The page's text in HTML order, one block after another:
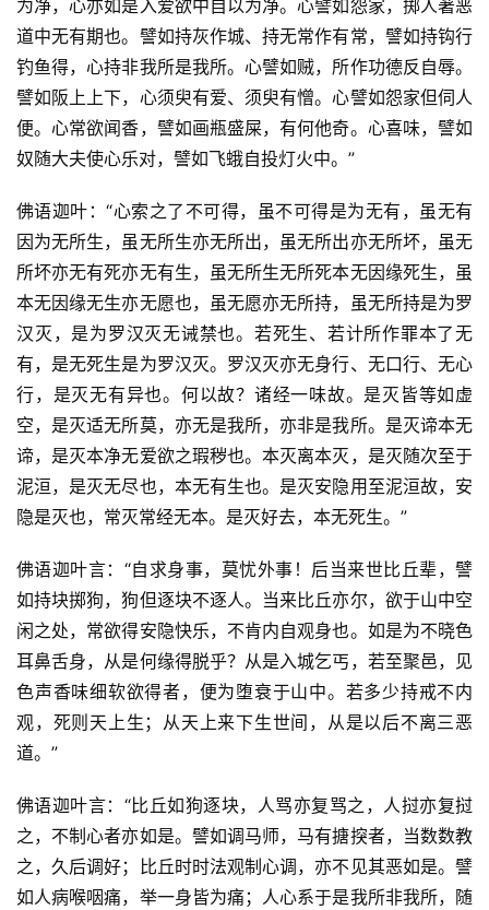
为净，心亦如是入爱欲中自以为净。心譬如怨家，掷人著恶
道中无有期也。譬如持灰作城、持无常作有常，譬如持钩行
钓鱼得，心持非我所是我所。心譬如贼，所作功德反自辱。
譬如阪上上下，心须臾有爱、须臾有憎。心譬如怨家但伺人
便。心常欲闻香，譬如画瓶盛屎，有何他奇。心喜味，譬如
奴随大夫使心乐对，譬如飞蛾自投灯火中。”
佛语迦叶：“心索之了不可得，虽不可得是为无有，虽无有
因为无所生，虽无所生亦无所出，虽无所出亦无所坏，虽无
所坏亦无有死亦无有生，虽无所生无所死本无因缘死生，虽
本无因缘无生亦无愿也，虽无愿亦无所持，虽无所持是为罗
汉灭，是为罗汉灭无诫禁也。若死生、若计所作罪本了无
有，是无死生是为罗汉灭。罗汉灭亦无身行、无口行、无心
行，是灭无有异也。何以故？诸经一味故。是灭皆等如虚
空，是灭适无所莫，亦无是我所，亦非是我所。是灭谛本无
谛，是灭本净无爱欲之瑕秽也。本灭离本灭，是灭随次至于
泥洹，是灭无尽也，本无有生也。是灭安隐用至泥洹故，安
隐是灭也，常灭常经无本。是灭好去，本无死生。”
佛语迦叶言：“自求身事，莫忧外事！后当来世比丘辈，譬
如持块掷狗，狗但逐块不逐人。当来比丘亦尔，欲于山中空
闲之处，常欲得安隐快乐，不肯内自观身也。如是为不晓色
耳鼻舌身，从是何缘得脱乎？从是入城乞丐，若至聚邑，见
色声香味细软欲得者，便为堕衰于山中。若多少持戒不内
观，死则天上生；从天上来下生世间，从是以后不离三恶
道。”
佛语迦叶言：“比丘如狗逐块，人骂亦复骂之，人挝亦复挝
之，不制心者亦如是。譬如调马师，马有搪揬者，当数数教
之，久后调好；比丘时时法观制心调，亦不见其恶如是。譬
如人病喉咽痛，举一身皆为痛；人心系于是我所非我所，随